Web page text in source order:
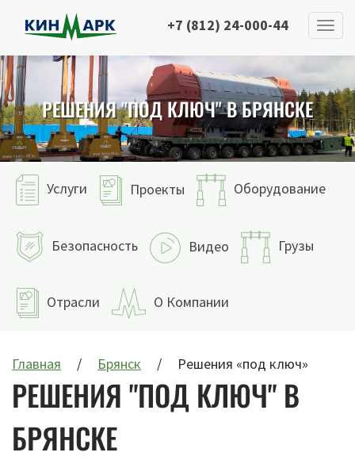
+7 (812) 24-000-44
РЕШЕНИЯ "ПОД КЛЮЧ" В БРЯНСКЕ
Услуги Проекты Оборудование
Безопасность Видео Грузы
Отрасли О Компании
Главная Брянск Решения «под ключ»
РЕШЕНИЯ "ПОД КЛЮЧ" В
БРЯНСКЕ